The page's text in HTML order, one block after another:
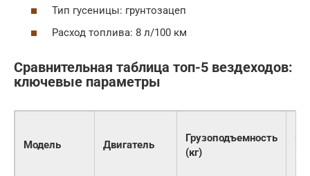
Тип гусеницы: грунтозацеп
Расход топлива: 8 л/100 км
Сравнительная таблица топ-5 вездеходов:
ключевые параметры
Модель Двигатель
Грузоподъемность
(кг)